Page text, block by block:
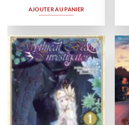
AJOUTER AU PANIER
Ajouter
à la
wishlist